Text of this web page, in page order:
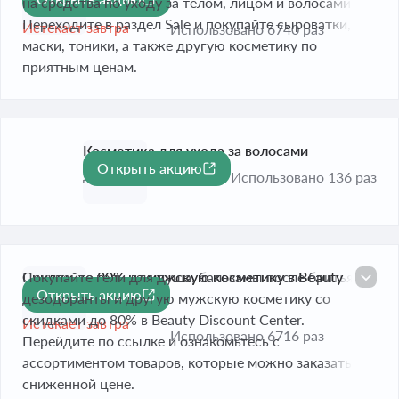
Истекает завтра
Переходите в раздел Sale и покупайте сыроватки,
маски, тоники, а также другую косметику по
приятным ценам.
Использовано 6740 раз
Косметика для ухода за волосами
До 31 дек. 2026
Открыть акцию
Использовано 136 раз
-80%
Скидки до 80% на мужскую косметику в Beauty
Discount Center
Истекает завтра
Покупайте гели для душа, бальзамы после бритья,
дезодоранты и другую мужскую косметику со
скидками до 80% в Beauty Discount Center.
Перейдите по ссылке и ознакомьтесь с
ассортиментом товаров, которые можно заказать по
сниженной цене.
Открыть акцию
Использовано 6716 раз